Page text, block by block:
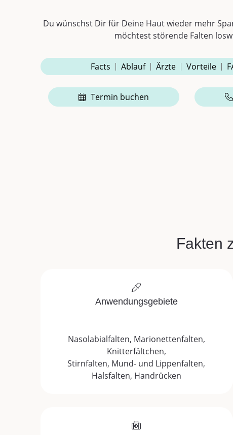
Du wünschst Dir für Deine Haut wieder mehr
möchtest störende Falten
Facts Ablauf Ärzte Vorteile
Termin buchen
Fakten
Anwendungsgebiete
Nasolabialfalten, Marionettenfalten,
Knitterfältchen,
Stirnfalten, Mund- und Lippenfalten,
Halsfalten, Handrücken